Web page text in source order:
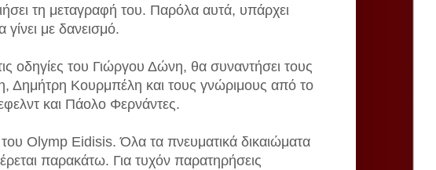
τη μεταγραφή του. Παρόλα αυτά, υπάρχει
με δανεισμό.
οδηγίες του Γιώργου Δώνη, θα συναντήσει τους
Δημήτρη Κουρμπέλη και τους γνώριμους από το
και Πάολο Φερνάντες.
Olymp Eidisis. Όλα τα πνευματικά δικαιώματα
παρακάτω. Για τυχόν παρατηρήσεις